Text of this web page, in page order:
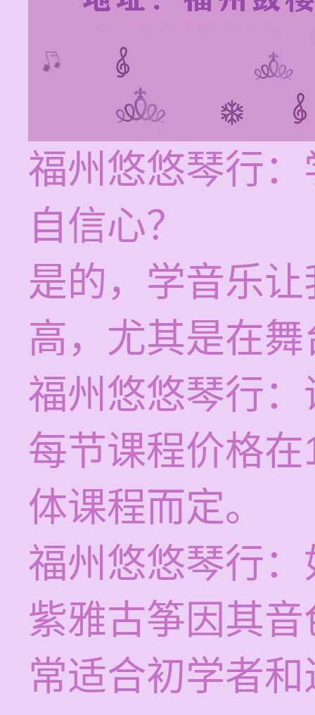
福州悠悠琴行
自信心？
是的，学音乐
高，尤其是在
福州悠悠琴行
每节课程价格
体课程而定。
福州悠悠琴行
紫雅古筝因其
常适合初学者